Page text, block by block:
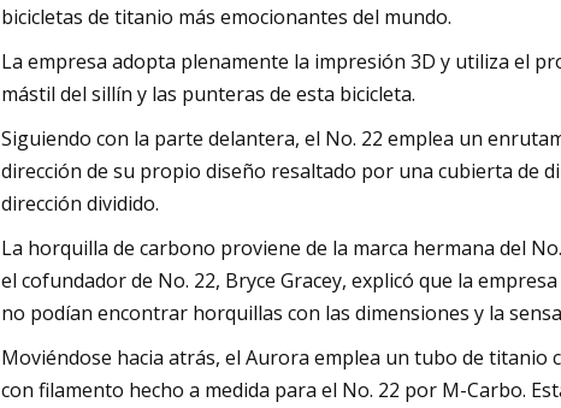
bicicletas de titanio más emocionantes del mundo.
La empresa adopta plenamente la impresión 3D y utiliza el
mástil del sillín y las punteras de esta bicicleta.
Siguiendo con la parte delantera, el No. 22 emplea un
dirección de su propio diseño resaltado por una cubierta de
dirección dividido.
La horquilla de carbono proviene de la marca hermana del
el cofundador de No. 22, Bryce Gracey, explicó que la
no podían encontrar horquillas con las dimensiones y la
Moviéndose hacia atrás, el Aurora emplea un tubo de
con filamento hecho a medida para el No. 22 por M-Carbo.